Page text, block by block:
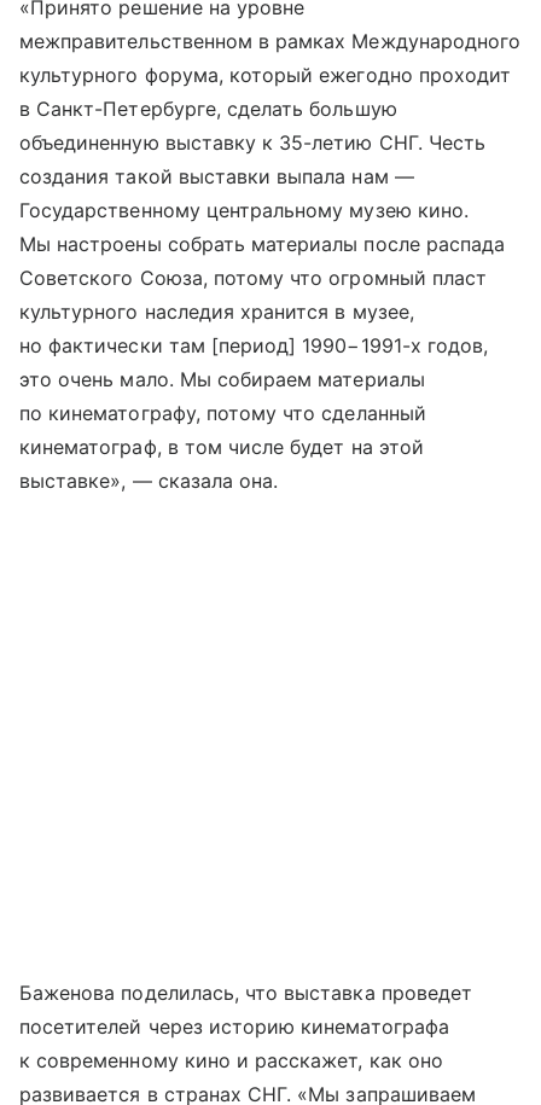
«Принято решение на уровне
межправительственном в рамках Международного
культурного форума, который ежегодно проходит
в Санкт-Петербурге, сделать большую
объединенную выставку к 35-летию СНГ. Честь
создания такой выставки выпала нам —
Государственному центральному музею кино.
Мы настроены собрать материалы после распада
Советского Союза, потому что огромный пласт
культурного наследия хранится в музее,
но фактически там [период] 1990−1991-х годов,
это очень мало. Мы собираем материалы
по кинематографу, потому что сделанный
кинематограф, в том числе будет на этой
выставке», — сказала она.
Баженова поделилась, что выставка проведет
посетителей через историю кинематографа
к современному кино и расскажет, как оно
развивается в странах СНГ. «Мы запрашиваем